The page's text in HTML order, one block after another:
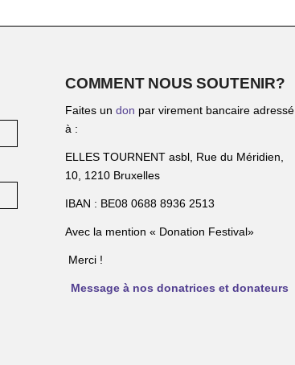
COMMENT NOUS SOUTENIR?
Faites un don par virement bancaire adressé
à :
ELLES TOURNENT asbl, Rue du Méridien,
10, 1210 Bruxelles
IBAN : BE08 0688 8936 2513
Avec la mention « Donation Festival»
Merci !
Message à nos donatrices et donateurs